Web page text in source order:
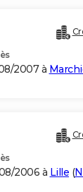
2007 à
2006 à Lille (